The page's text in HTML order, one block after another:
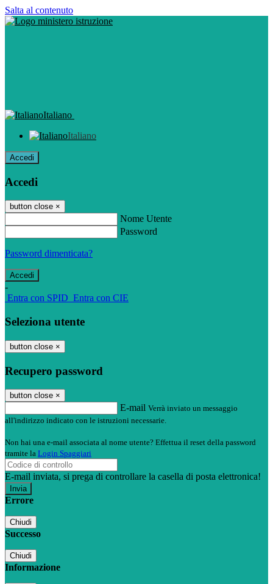
Salta al contenuto
Italiano
Italiano
Accedi
Accedi
button close ×
Nome Utente
Password
Password dimenticata?
-
Entra con SPID Entra con CIE
Seleziona utente
button close ×
Recupero password
button close ×
E-mail Verrà inviato un messaggio
all'indirizzo indicato con le istruzioni necessarie.
Non hai una e-mail associata al nome utente? Effettua il reset della password
tramite la Login Spaggiari
E-mail inviata, si prega di controllare la casella di posta elettronica!
Errore
Chiudi
Successo
Chiudi
Informazione